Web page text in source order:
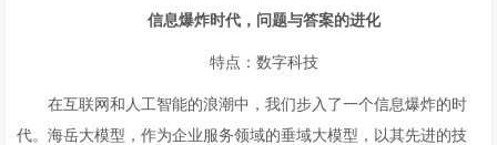
信息爆炸时代，问题与答案的进化
特点：数字科技
在互联网和人工智能的浪潮中，我们步入了一个信息爆炸的时
代。海岳大模型，作为企业服务领域的垂域大模型，以其先进的技